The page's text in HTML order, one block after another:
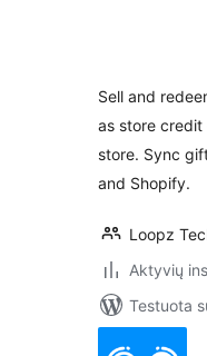
Sell and
as store credit
store. Sync
and Shopify.
Loopz
Aktyvių
Testuota